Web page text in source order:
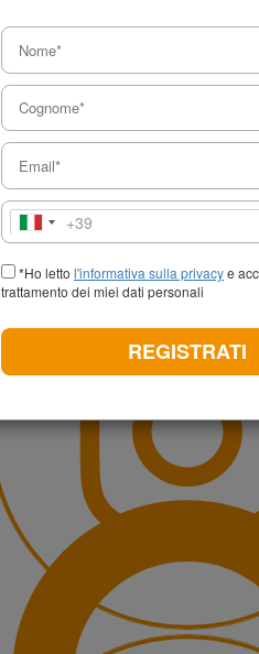
Italia
+39
+39
*Ho letto l'informativa sulla privacye
trattamento dei miei dati personali
REGISTRATI